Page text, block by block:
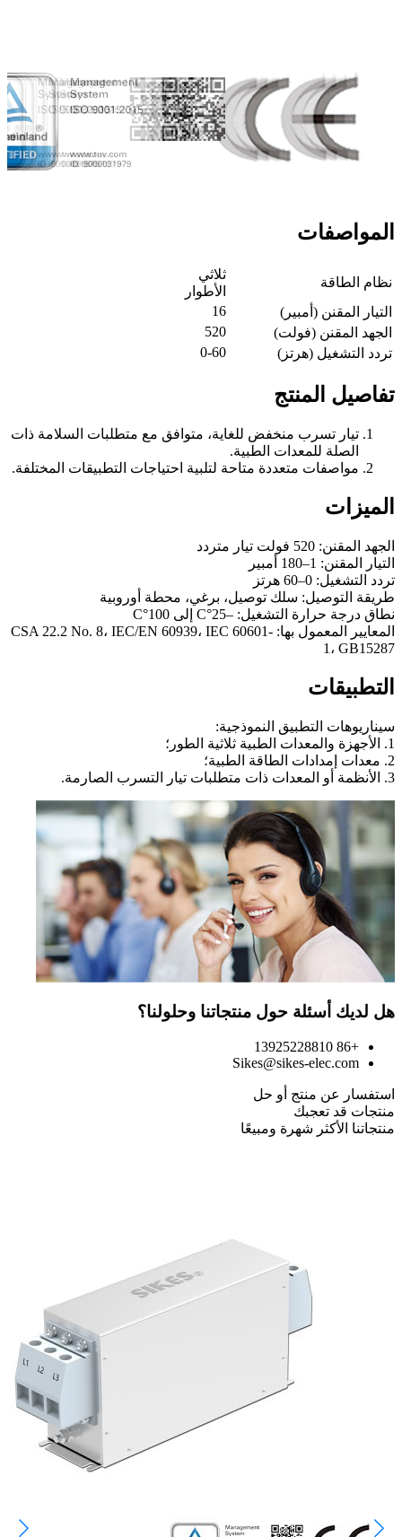
المواصفات
نظام الطاقة
ثلاثي
الأطوار
التيار المقنن (أمبير)
16
الجهد المقنن (فولت)
520
تردد التشغيل (هرتز)
0-60
تفاصيل المنتج
تيار تسرب منخفض للغاية، متوافق مع متطلبات السلامة ذات
الصلة للمعدات الطبية.
مواصفات متعددة متاحة لتلبية احتياجات التطبيقات المختلفة.
الميزات
الجهد المقنن: 520 فولت تيار متردد
التيار المقنن: 1–180 أمبير
تردد التشغيل: 0–60 هرتز
طريقة التوصيل: سلك توصيل، برغي، محطة أوروبية
نطاق درجة حرارة التشغيل: –25°C إلى 100°C
المعايير المعمول بها: CSA 22.2 No. 8، IEC/EN 60939، IEC 60601-
1، GB15287
التطبيقات
سيناريوهات التطبيق النموذجية:
1. الأجهزة والمعدات الطبية ثلاثية الطور؛
2. معدات إمدادات الطاقة الطبية؛
3. الأنظمة أو المعدات ذات متطلبات تيار التسرب الصارمة.
هل لديك أسئلة حول منتجاتنا وحلولنا؟
+86 13925228810
Sikes@sikes-elec.com
استفسار عن منتج أو حل
منتجات قد تعجبك
منتجاتنا الأكثر شهرة ومبيعًا